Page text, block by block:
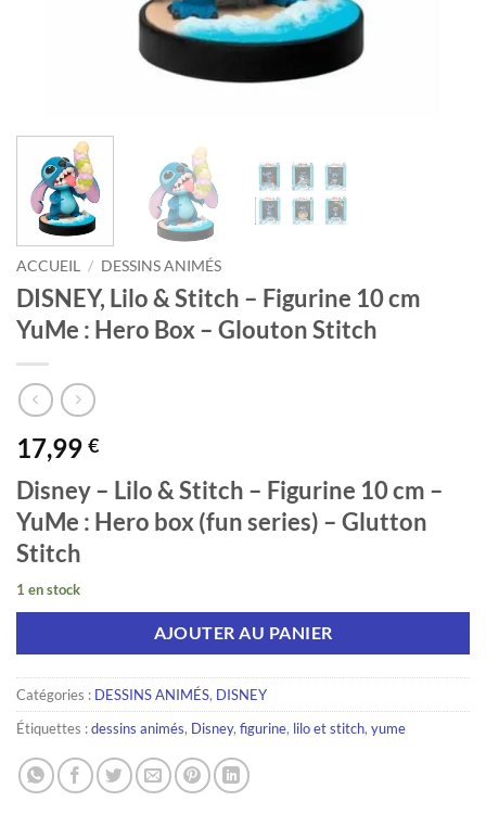
ACCUEIL / DESSINS ANIMÉS
DISNEY, Lilo & Stitch – Figurine 10 cm
YuMe : Hero Box – Glouton Stitch
17,99 €
Disney – Lilo & Stitch – Figurine 10 cm –
YuMe : Hero box (fun series) – Glutton
Stitch
1 en stock
AJOUTER AU PANIER
Catégories : DESSINS ANIMÉS, DISNEY
Étiquettes :dessins animés, Disney, figurine, lilo et stitch, yume